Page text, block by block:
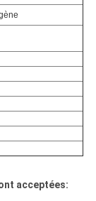
acceptées: